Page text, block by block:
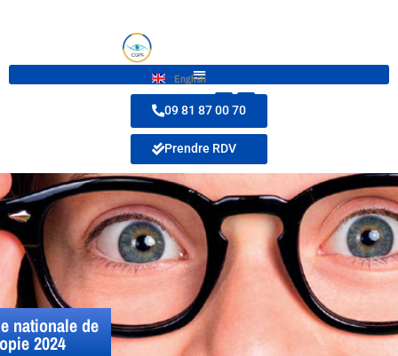
English
09 81 87 00 70
Prendre RDV
nationale de
2024